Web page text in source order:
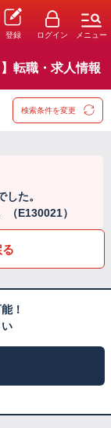
登録 ログイン メニュー
転職・求人情報
検索条件を変更
た。
E130021）
！